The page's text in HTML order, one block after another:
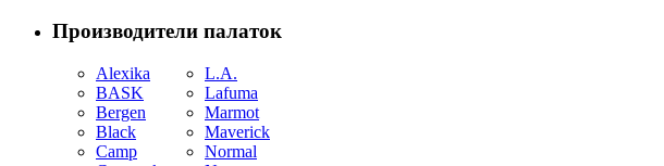
Производители палаток
Alexika
BASK
Bergen
Black
Camp
L.A.
Lafuma
Marmot
Maverick
Normal